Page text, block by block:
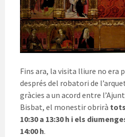
Fins ara, la visita lliure no era
després del robatori de
gràcies a un acord entre
Bisbat, el monestir obrirà
10:30 a 13:30 h i els
14:00 h.